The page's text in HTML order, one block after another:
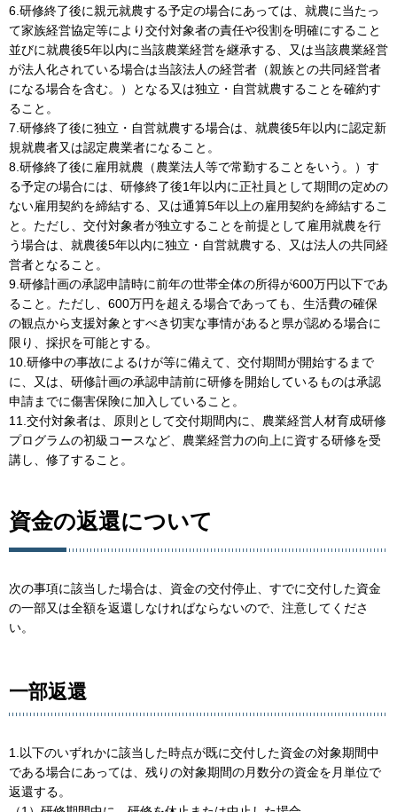
6.研修終了後に親元就農する予定の場合にあっては、就農に当たっ
て家族経営協定等により交付対象者の責任や役割を明確にすること
並びに就農後5年以内に当該農業経営を継承する、又は当該農業経営
が法人化されている場合は当該法人の経営者（親族との共同経営者
になる場合を含む。）となる又は独立・自営就農することを確約す
ること。
7.研修終了後に独立・自営就農する場合は、就農後5年以内に認定新
規就農者又は認定農業者になること。
8.研修終了後に雇用就農（農業法人等で常勤することをいう。）す
る予定の場合には、研修終了後1年以内に正社員として期間の定めの
ない雇用契約を締結する、又は通算5年以上の雇用契約を締結するこ
と。ただし、交付対象者が独立することを前提として雇用就農を行
う場合は、就農後5年以内に独立・自営就農する、又は法人の共同経
営者となること。
9.研修計画の承認申請時に前年の世帯全体の所得が600万円以下であ
ること。ただし、600万円を超える場合であっても、生活費の確保
の観点から支援対象とすべき切実な事情があると県が認める場合に
限り、採択を可能とする。
10.研修中の事故によるけが等に備えて、交付期間が開始するまで
に、又は、研修計画の承認申請前に研修を開始しているものは承認
申請までに傷害保険に加入していること。
11.交付対象者は、原則として交付期間内に、農業経営人材育成研修
プログラムの初級コースなど、農業経営力の向上に資する研修を受
講し、修了すること。
資金の返還について
次の事項に該当した場合は、資金の交付停止、すでに交付した資金
の一部又は全額を返還しなければならないので、注意してくださ
い。
一部返還
1.以下のいずれかに該当した時点が既に交付した資金の対象期間中
である場合にあっては、残りの対象期間の月数分の資金を月単位で
返還する。